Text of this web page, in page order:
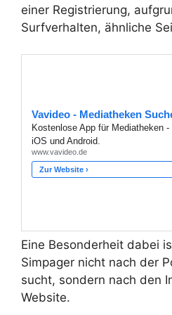
einer Registrierung,
Surfverhalten, ähnliche
Eine Besonderheit dabei
Simpager nicht nach der
sucht, sondern nach den
Website.